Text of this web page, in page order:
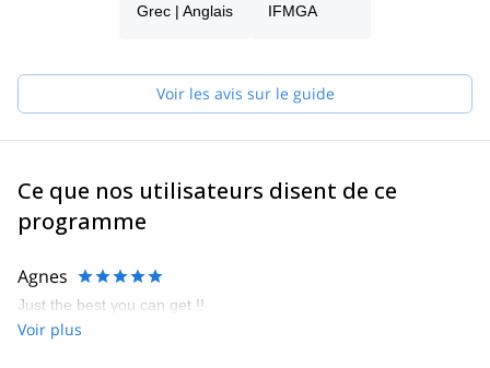
J'ai également développé mes compétences académiques et
qualifications d'accompagnateur en montagne et d'alpiniste.
Enseigner aux autres est l'une des choses que j'aime le plus. Je
L'expérience de toutes ces années, ainsi que mes compétences
techniques, m'ont rapproché de mon objectif : devenir guide de
montagne de l'IFMGA.
Grec | Anglais IFMGA
Voir les avis sur le guide
Ce que nos utilisateurs disent de ce
programme
Agnes
Just the best you can get !!
Voir plus